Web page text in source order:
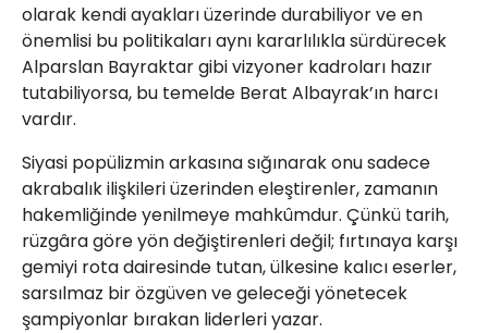
olarak kendi ayakları üzerinde durabiliyor ve en
önemlisi bu politikaları aynı kararlılıkla sürdürecek
Alparslan Bayraktar gibi vizyoner kadroları hazır
tutabiliyorsa, bu temelde Berat Albayrak’ın harcı
vardır.
​Siyasi popülizmin arkasına sığınarak onu sadece
akrabalık ilişkileri üzerinden eleştirenler, zamanın
hakemliğinde yenilmeye mahkûmdur. Çünkü tarih,
rüzgâra göre yön değiştirenleri değil; fırtınaya karşı
gemiyi rota dairesinde tutan, ülkesine kalıcı eserler,
sarsılmaz bir özgüven ve geleceği yönetecek
şampiyonlar bırakan liderleri yazar.